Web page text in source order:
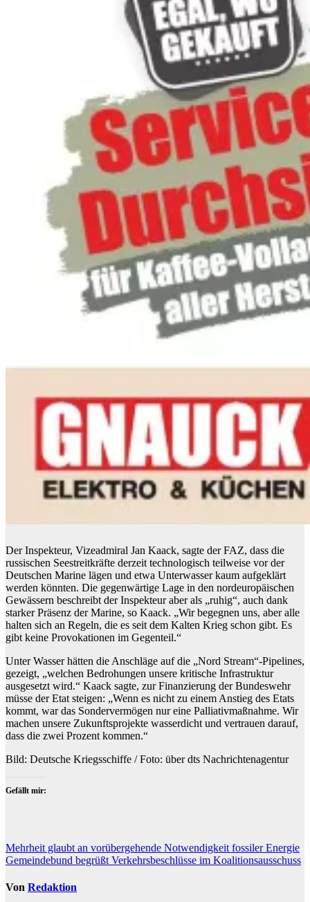
Der Inspekteur, Vizeadmiral Jan Kaack, sagte der FAZ, dass die
russischen Seestreitkräfte derzeit technologisch teilweise vor der
Deutschen Marine lägen und etwa Unterwasser kaum aufgeklärt
werden könnten. Die gegenwärtige Lage in den nordeuropäischen
Gewässern beschreibt der Inspekteur aber als „ruhig“, auch dank
starker Präsenz der Marine, so Kaack. „Wir begegnen uns, aber alle
halten sich an Regeln, die es seit dem Kalten Krieg schon gibt. Es
gibt keine Provokationen im Gegenteil.“
Unter Wasser hätten die Anschläge auf die „Nord Stream“-Pipelines,
gezeigt, „welchen Bedrohungen unsere kritische Infrastruktur
ausgesetzt wird.“ Kaack sagte, zur Finanzierung der Bundeswehr
müsse der Etat steigen: „Wenn es nicht zu einem Anstieg des Etats
kommt, war das Sondervermögen nur eine Palliativmaßnahme. Wir
machen unsere Zukunftsprojekte wasserdicht und vertrauen darauf,
dass die zwei Prozent kommen.“
Bild: Deutsche Kriegsschiffe / Foto: über dts Nachrichtenagentur
Gefällt mir:
Beitragsnavigation
Mehrheit glaubt an vorübergehende Notwendigkeit fossiler Energie
Gemeindebund begrüßt Verkehrsbeschlüsse im Koalitionsausschuss
Von Redaktion